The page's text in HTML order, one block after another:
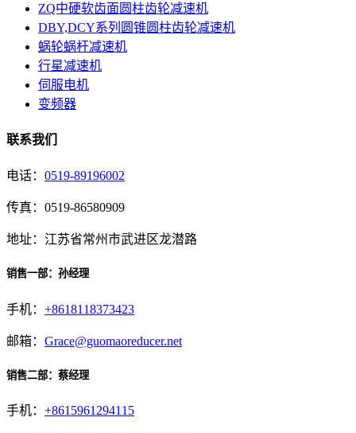
ZQ中硬软齿面圆柱齿轮减速机
DBY,DCY系列圆锥圆柱齿轮减速机
蜗轮蜗杆减速机
行星减速机
伺服电机
变频器
联系我们
电话： 0519-89196002
传真：0519-86580909
地址：江苏省常州市武进区龙潜路
销售一部：孙经理
手机： +8618118373423
邮箱： Grace@guomaoreducer.net
销售二部：蔡经理
手机： +8615961294115